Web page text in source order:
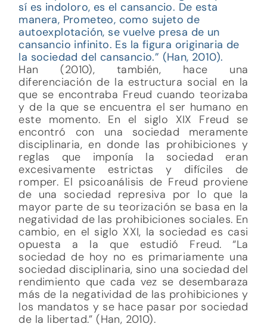
sí es indoloro, es el cansancio. De esta
manera, Prometeo, como sujeto de
autoexplotación, se vuelve presa de un
cansancio infinito. Es la figura originaria de
la sociedad del cansancio.” (Han, 2010).
Han (2010), también, hace una
diferenciación de la estructura social en la
que se encontraba Freud cuando teorizaba
y de la que se encuentra el ser humano en
este momento. En el siglo XIX Freud se
encontró con una sociedad meramente
disciplinaria, en donde las prohibiciones y
reglas que imponía la sociedad eran
excesivamente estrictas y difíciles de
romper. El psicoanálisis de Freud proviene
de una sociedad represiva por lo que la
mayor parte de su teorización se basa en la
negatividad de las prohibiciones sociales. En
cambio, en el siglo XXI, la sociedad es casi
opuesta a la que estudió Freud. “La
sociedad de hoy no es primariamente una
sociedad disciplinaria, sino una sociedad del
rendimiento que cada vez se desembaraza
más de la negatividad de las prohibiciones y
los mandatos y se hace pasar por sociedad
de la libertad.” (Han, 2010).